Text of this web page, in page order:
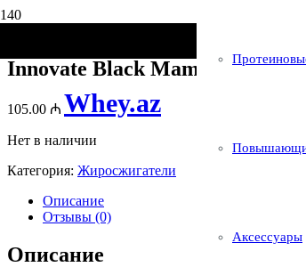
Whey.az
Аксессуары
Innovate Black Mamba 90 Caps
105.00 ₼
Нет в наличии
Категория: Жиросжигатели
Описание
Отзывы (0)
Описание